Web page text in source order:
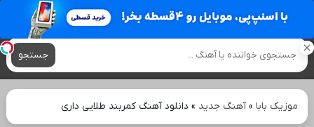
آهنگ های جدید
جستجو
موزیک بابا»آهنگ جدید » دانلود آهنگ کمربند طلایی داری